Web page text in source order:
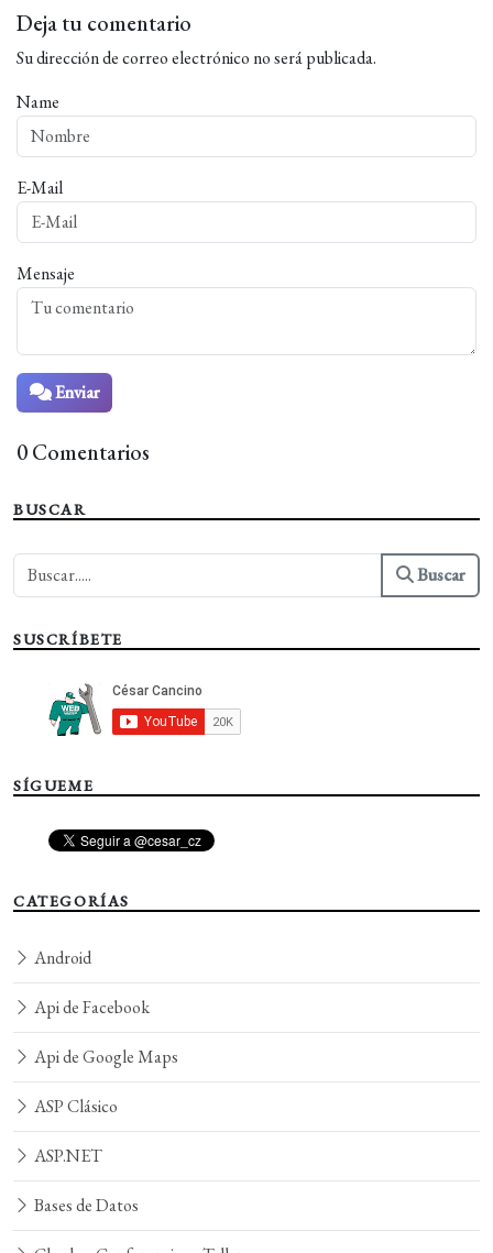
Deja tu comentario
Su dirección de correo electrónico no será publicada.
Name
E-Mail
Mensaje
Enviar
0 Comentarios
BUSCAR
Buscar
SUSCRÍBETE
SÍGUEME
CATEGORÍAS
Android
Api de Facebook
Api de Google Maps
ASP Clásico
ASP.NET
Bases de Datos